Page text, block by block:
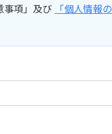
事項」及び
「個人情報